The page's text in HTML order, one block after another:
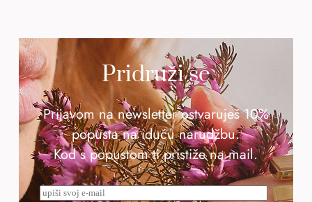
Pridruži se
Prijavom na newsletter ostvaruješ 10%
popusta na iduću narudžbu.
Kod s popustom ti pristiže na mail.